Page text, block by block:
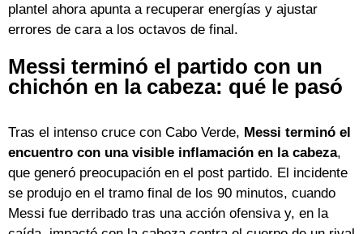
plantel ahora apunta a recuperar energías y ajustar
errores de cara a los octavos de final.
Messi terminó el partido con un
chichón en la cabeza: qué le pasó
Tras el intenso cruce con Cabo Verde, Messi terminó el
encuentro con una visible inflamación en la cabeza,
que generó preocupación en el post partido. El incidente
se produjo en el tramo final de los 90 minutos, cuando
Messi fue derribado tras una acción ofensiva y, en la